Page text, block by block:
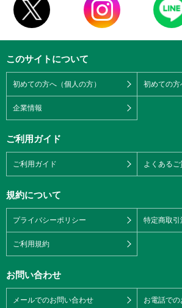
このサイトについて
初めての方へ（個人の方） 初めての方
企業情報
ご利用ガイド
ご利用ガイド よくあるご
規約について
プライバシーポリシー 特定商取
ご利用規約
お問い合わせ
メールでのお問い合わせ お電話で